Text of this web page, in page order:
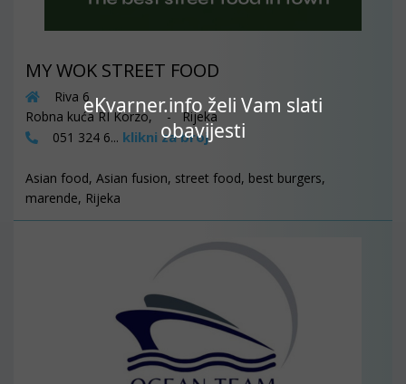
eKvarner.info želi Vam slati
obavijesti
MY WOK STREET FOOD
Riva 6
Robna kuća RI Korzo, - Rijeka
051 324 6... klikni za broj
Asian food, Asian fusion, street food, best burgers,
marende, Rijeka